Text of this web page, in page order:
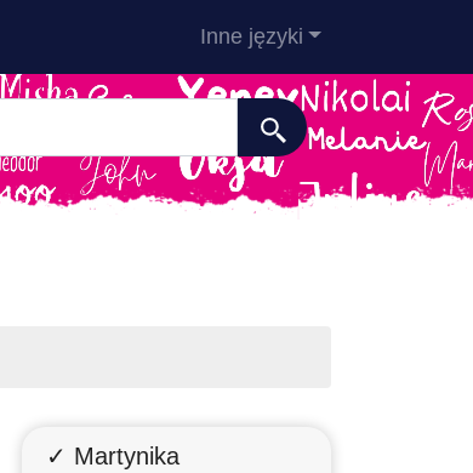
Inne języki
✓ Martynika